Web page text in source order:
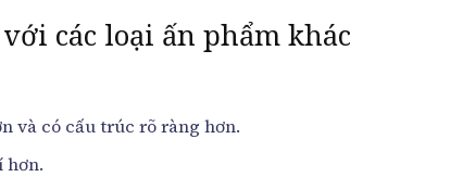
các loại ấn phẩm khác
và có cấu trúc rõ ràng hơn.
hơn.